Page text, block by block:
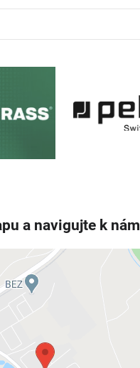
a navigujte k nám
obsah je blokovaný
si načítať externý obsah?